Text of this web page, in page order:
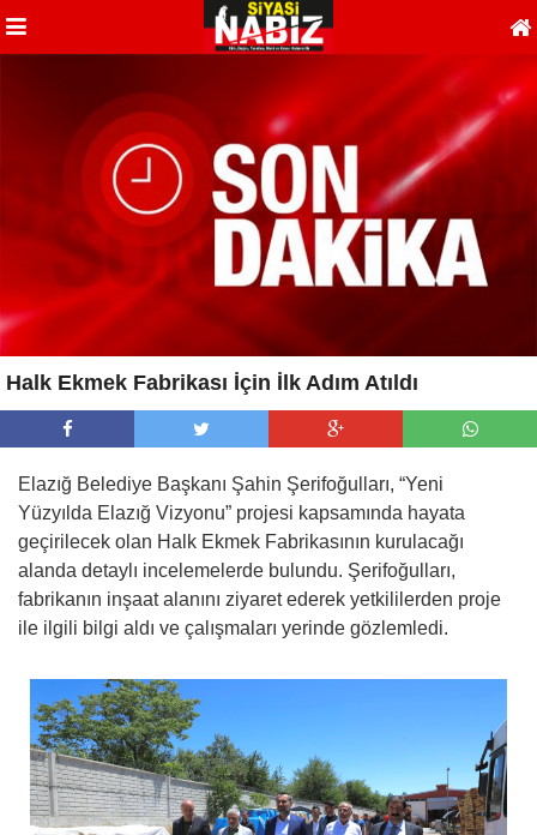
Halk Ekmek Fabrikası İçin İlk Adım Atıldı
Elazığ Belediye Başkanı Şahin Şerifoğulları, “Yeni
Yüzyılda Elazığ Vizyonu” projesi kapsamında hayata
geçirilecek olan Halk Ekmek Fabrikasının kurulacağı
alanda detaylı incelemelerde bulundu. Şerifoğulları,
fabrikanın inşaat alanını ziyaret ederek yetkililerden proje
ile ilgili bilgi aldı ve çalışmaları yerinde gözlemledi.